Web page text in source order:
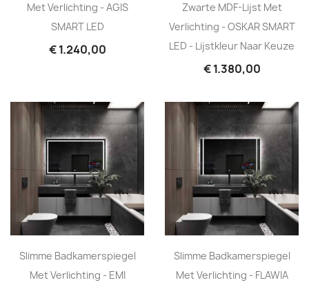
Met Verlichting - AGIS
SMART LED
€ 1.240,00
Zwarte MDF-Lijst Met
Verlichting - OSKAR SMART
LED - Lijstkleur Naar Keuze
€ 1.380,00
Slimme Badkamerspiegel
Met Verlichting - EMI
Slimme Badkamerspiegel
Met Verlichting - FLAWIA